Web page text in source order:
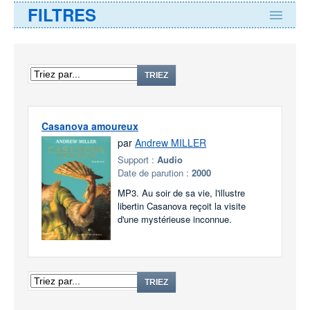
FILTRES
TRIEZ
Casanova amoureux
par Andrew MILLER
Support : Audio
Date de parution : 2000
MP3. Au soir de sa vie, l'illustre
libertin Casanova reçoit la visite
d'une mystérieuse inconnue.
TRIEZ